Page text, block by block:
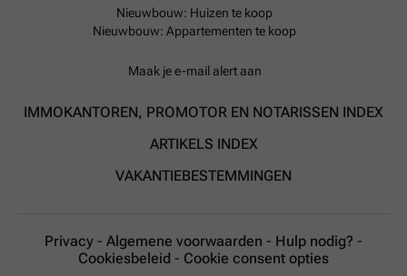
Nieuwbouw: Huizen te koop
Nieuwbouw: Appartementen te koop
Maak je e-mail alert aan
IMMOKANTOREN, PROMOTOR EN NOTARISSEN INDEX
ARTIKELS INDEX
VAKANTIEBESTEMMINGEN
Privacy - Algemene voorwaarden - Hulp nodig? -
Cookiesbeleid - Cookie consent opties